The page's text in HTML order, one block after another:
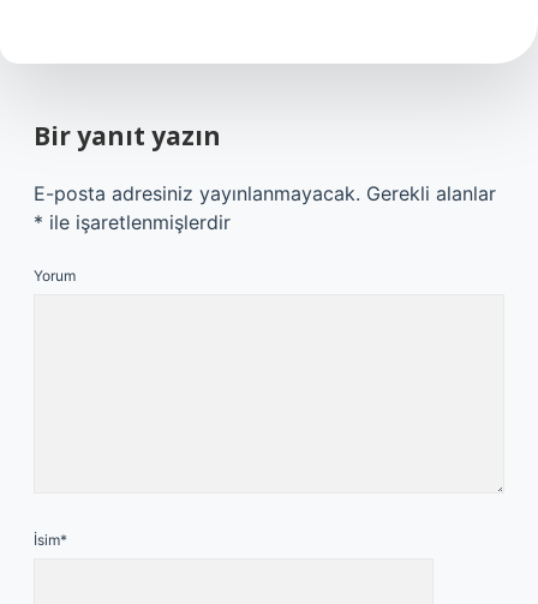
Bir yanıt yazın
E-posta adresiniz yayınlanmayacak. Gerekli alanlar
* ile işaretlenmişlerdir
Yorum
İsim*